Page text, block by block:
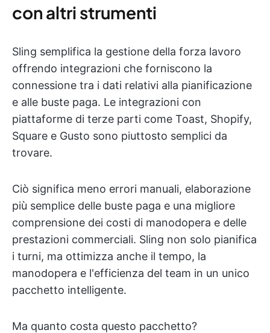
con altri strumenti
Sling semplifica la gestione della forza lavoro
offrendo integrazioni che forniscono la
connessione tra i dati relativi alla pianificazione
e alle buste paga. Le integrazioni con
piattaforme di terze parti come Toast, Shopify,
Square e Gusto sono piuttosto semplici da
trovare.
Ciò significa meno errori manuali, elaborazione
più semplice delle buste paga e una migliore
comprensione dei costi di manodopera e delle
prestazioni commerciali. Sling non solo pianifica
i turni, ma ottimizza anche il tempo, la
manodopera e l'efficienza del team in un unico
pacchetto intelligente.
Ma quanto costa questo pacchetto?